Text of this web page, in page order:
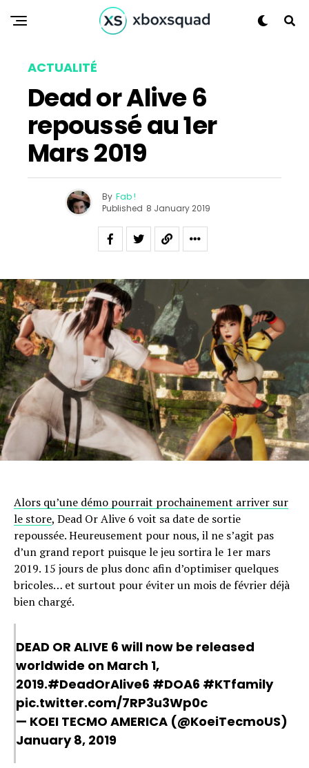
ACTUALITÉ
Dead or Alive 6
repoussé au 1er
Mars 2019
By Fab !
Published 8 January 2019
Alors qu’une démo pourrait prochainement arriver sur
le store, Dead Or Alive 6 voit sa date de sortie
repoussée. Heureusement pour nous, il ne s’agit pas
d’un grand report puisque le jeu sortira le 1er mars
2019. 15 jours de plus donc afin d’optimiser quelques
bricoles… et surtout pour éviter un mois de février déjà
bien chargé.
DEAD OR ALIVE 6 will now be released
worldwide on March 1,
2019.#DeadOrAlive6 #DOA6 #KTfamily
pic.twitter.com/7RP3u3Wp0c
— KOEI TECMO AMERICA (@KoeiTecmoUS)
January 8, 2019
Flipboard
Pinterest
Whatsapp
Email